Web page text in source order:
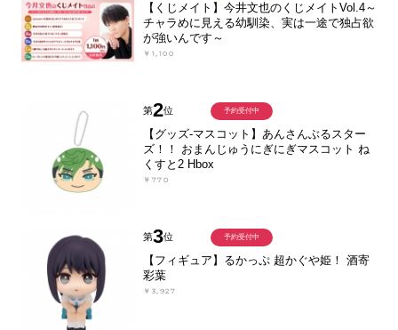
【くじメイト】今井文也のくじメイトVol.4～
チャラめに見える幼馴染、実は一途で独占欲
が強いんです～
￥1,100
第2位
【グッズ-マスコット】あんさんぶるスター
ズ！！ おまんじゅうにぎにぎマスコット ね
くすと2 Hbox
￥770
予約受付中
第3位
【フィギュア】るかっぷ 超かぐや姫！ 酒寄
彩葉
￥3,927
予約受付中